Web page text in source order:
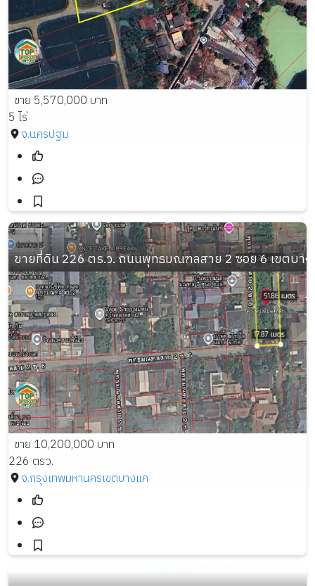
ขาย 5,570,000 บาท
5 ไร่
จ.นครปฐม
ขายที่ดิน 226 ตร.ว. ถนนพุทธมณฑลสาย 2 ซอย 6 เขตบา
ขาย 10,200,000 บาท
226 ตรว.
จ.กรุงเทพมหานครเขตบางแค